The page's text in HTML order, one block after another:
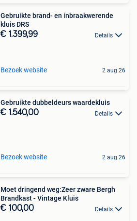
Gebruikte brand- en inbraakwerende
kluis DRS
€ 1.399,99 Details
Bezoek website 2 aug 26
Gebruikte dubbeldeurs waardekluis
€ 1.540,00 Details
Bezoek website 2 aug 26
Moet dringend weg:Zeer zware Bergh
Brandkast - Vintage Kluis
€ 100,00 Details